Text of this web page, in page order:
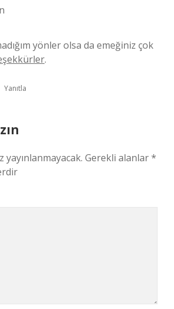
yönler olsa da emeğiniz çok
.
Yanıtla
yayınlanmayacak. Gerekli alanlar*